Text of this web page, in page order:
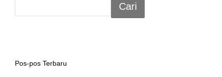
Cari
Pos-pos Terbaru